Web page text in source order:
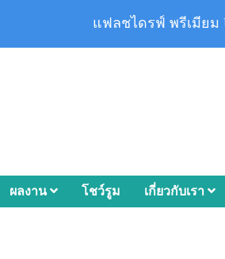
ผลงาน โชว์รูม เกี่ยวกับเรา
แฟลชไดรฟ์ พรีเมียม